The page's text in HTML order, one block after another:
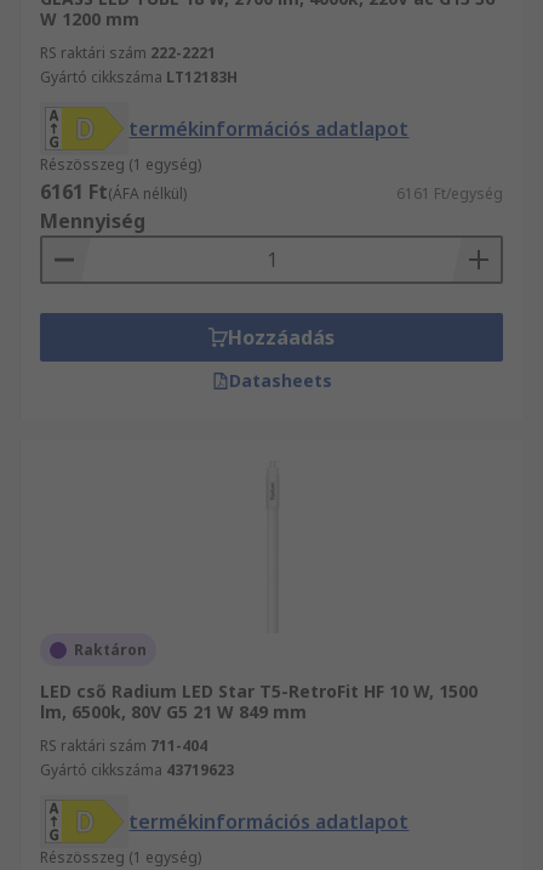
W 1200 mm
RS raktári szám 222-2221
Gyártó cikkszáma LT12183H
termékinformációs adatlapot
Részösszeg (1 egység)
6161 Ft(ÁFA nélkül) 6161 Ft/egység
Mennyiség
Hozzáadás
Datasheets
Raktáron
LED cső Radium LED Star T5-RetroFit HF 10 W, 1500
lm, 6500k, 80V G5 21 W 849 mm
RS raktári szám 711-404
Gyártó cikkszáma 43719623
termékinformációs adatlapot
Részösszeg (1 egység)